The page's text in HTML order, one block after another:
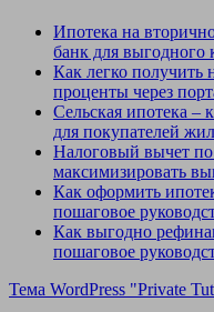
Ипотека на
банк для выгодного
Как легко получить
проценты через
Сельская ипотека –
для покупателей
Налоговый вычет по
максимизировать
Как оформить
пошаговое
Как выгодно
пошаговое
Тема WordPress "Private